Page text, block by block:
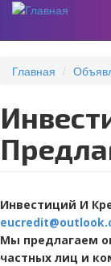
основному
Главная
Инвестиций И Кредитов
Инвестиций И
Мы предлагаем
частных лиц и